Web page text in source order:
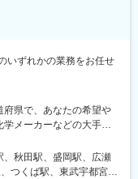
合ケ丘駅、柏の葉キャン
森駅(東京都)、三鷹駅、
、表参道駅、大塚駅(東
、大牟田駅、博多駅、
駅、和歌山駅、奈良駅、
山駅、前橋駅、土浦駅、
駅、弘前駅、盛岡駅、
いずれかの業務をお任せ
県で、あなたの希望や
メーカーなどの大手企
機関のラボで、ご希望
。◆あなたのご希望の職
定します。◆現住所、も
、秋田駅、盛岡駅、広瀬
つくば駅、東武宇都宮